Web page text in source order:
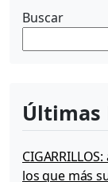
Buscar
Últimas
los que más